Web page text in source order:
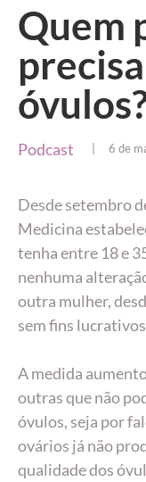
Quem
Podcast | 6 de
Desde setembro
Medicina
tenha entre 18 e
nenhuma
outra mulher,
sem fins
A medida
outras que não
óvulos, seja por
ovários já não
qualidade dos